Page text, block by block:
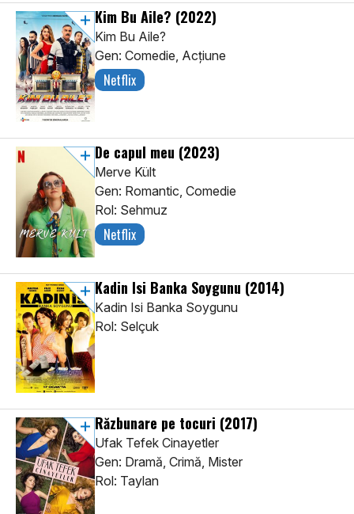
Kim Bu Aile? (2022)
Kim Bu Aile?
Gen: Comedie, Acţiune
Netflix
De capul meu (2023)
Merve Kült
Gen: Romantic, Comedie
Rol: Sehmuz
Netflix
Kadin Isi Banka Soygunu (2014)
Kadin Isi Banka Soygunu
Rol: Selçuk
Răzbunare pe tocuri (2017)
Ufak Tefek Cinayetler
Gen: Dramă, Crimă, Mister
Rol: Taylan